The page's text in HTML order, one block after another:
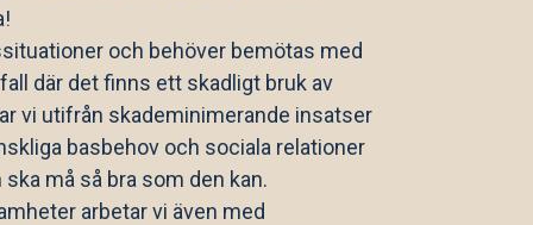
och behöver bemötas med
där det finns ett skadligt bruk av
vi utifrån skademinimerande insatser
basbehov och sociala relationer
må så bra som den kan.
arbetar vi även med